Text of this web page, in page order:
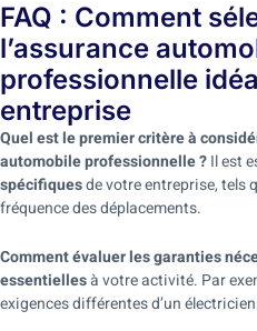
FAQ : Comment
l’assurance
professionnelle
entreprise
Quel est le premier critère à
automobile professionnelle ?Il est
spécifiquesde votre entreprise, tels
fréquence des déplacements.
Comment évaluer les garanties
essentiellesà votre activité. Par
exigences différentes d’un